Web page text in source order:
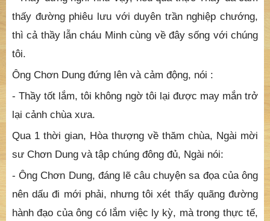
- Thưa Thầy, dưới đồng tôi cũng ở nhờ nhà của người
ta, tôi sinh kế bằng nghề thầy thuốc, vì thế thằng Minh
không nơi giáo dục, tôi muốn cho nó về đây, nhưng e
ngại quí Thầy khinh cha nó !
Tôi liền chặn lại và nói :
- Thầy đừng nghĩ như vậy, nếu quả thực Thầy đã cảm
thấy đường phiêu lưu với duyên trần nghiệp chướng,
thì cả thầy lẫn cháu Minh cùng về đây sống với chúng
tôi.
Ông Chơn Dung đứng lên và cảm động, nói :
- Thầy tốt lắm, tôi không ngờ tôi lại được may mắn trở